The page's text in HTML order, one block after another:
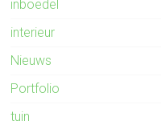
inboedel
interieur
Nieuws
Portfolio
tuin